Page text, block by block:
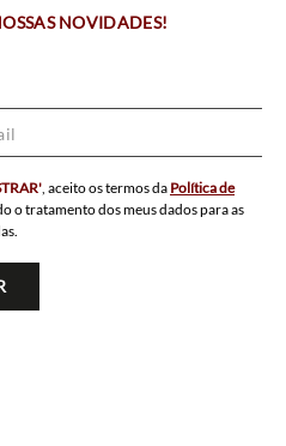
NOVIDADES!
, aceito os termos da Política de
o tratamento dos meus dados para as